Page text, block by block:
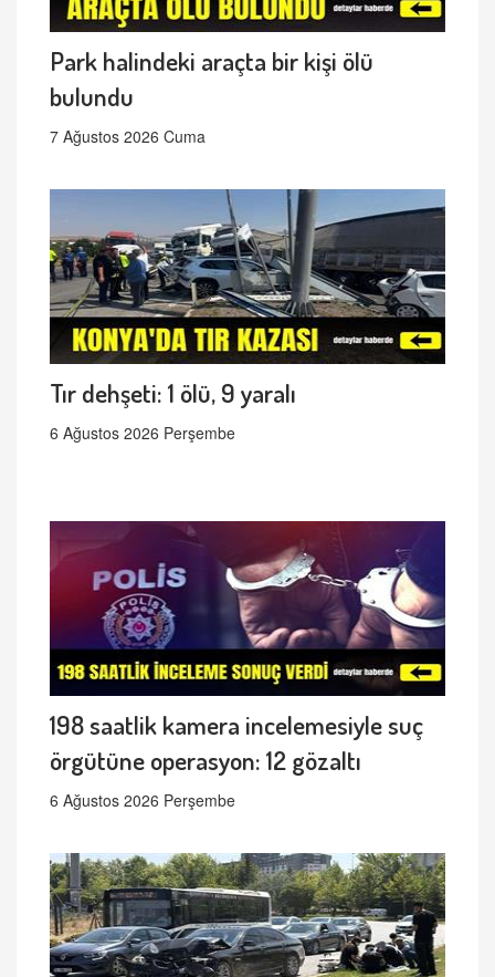
Park halindeki araçta bir kişi ölü
bulundu
7 Ağustos 2026 Cuma
Tır dehşeti: 1 ölü, 9 yaralı
6 Ağustos 2026 Perşembe
198 saatlik kamera incelemesiyle suç
örgütüne operasyon: 12 gözaltı
6 Ağustos 2026 Perşembe